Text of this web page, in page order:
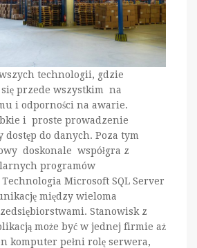
technologii, gdzie
przede wszystkim na
i odporności na awarie.
i proste prowadzenie
dostęp do danych. Poza tym
doskonale współgra z
programów
Microsoft SQL Server
między wieloma
Stanowisk z
może być w jednej firmie aż
komputer pełni rolę serwera,